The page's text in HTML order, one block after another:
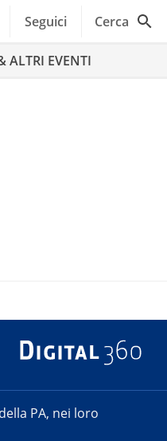
Seguici Cerca
ALTRI EVENTI
PA, nei loro